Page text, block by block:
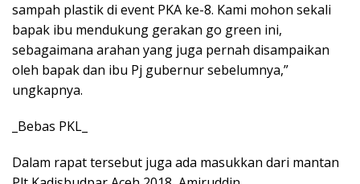
sampah plastik di event PKA ke-8. Kami mohon sekali
bapak ibu mendukung gerakan go green ini,
sebagaimana arahan yang juga pernah disampaikan
oleh bapak dan ibu Pj gubernur sebelumnya,”
ungkapnya.
_Bebas PKL_
Dalam rapat tersebut juga ada masukkan dari mantan